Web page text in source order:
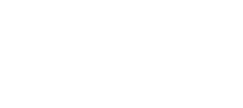
14天內，點擊此簡訊中的連結，可透過四大超商／
方式進行付款，方視為交易完成。